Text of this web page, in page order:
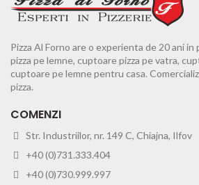
Pizza Al Forno are o experienta de 20 ani
pizza pe lemne, cuptoare pizza pe vatra,
cuptoare pe lemne pentru casa.
pizza.
COMENZI
Str. Industriilor, nr. 149 C, Chiajna, Ilfov
+40 (0)731.333.404
+40 (0)730.999.997